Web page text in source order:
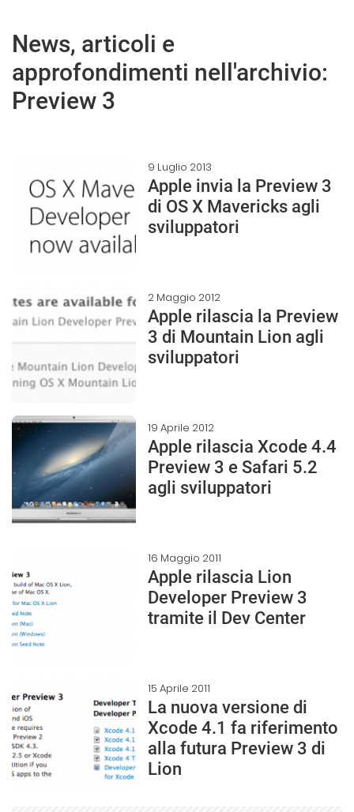
News, articoli e
approfondimenti nell'archivio:
Preview 3
9 Luglio 2013
Apple invia la Preview 3
di OS X Mavericks agli
sviluppatori
2 Maggio 2012
Apple rilascia la Preview
3 di Mountain Lion agli
sviluppatori
19 Aprile 2012
Apple rilascia Xcode 4.4
Preview 3 e Safari 5.2
agli sviluppatori
16 Maggio 2011
Apple rilascia Lion
Developer Preview 3
tramite il Dev Center
15 Aprile 2011
La nuova versione di
Xcode 4.1 fa riferimento
alla futura Preview 3 di
Lion